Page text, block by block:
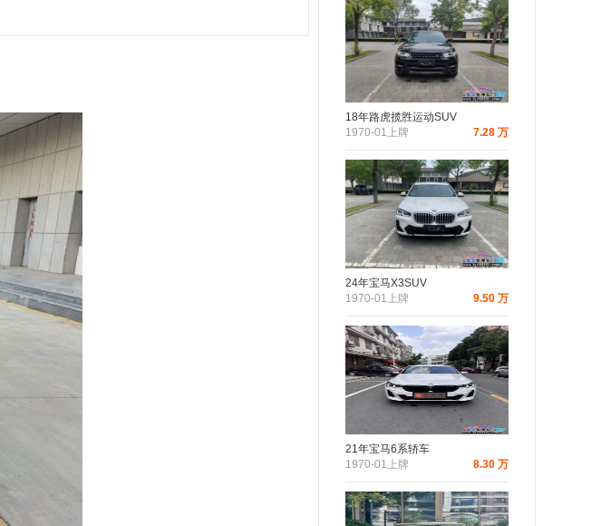
18年路虎揽胜运动SUV
1970-01上牌
7.28 万
24年宝马X3SUV
1970-01上牌
9.50 万
21年宝马6系轿车
1970-01上牌
8.30 万